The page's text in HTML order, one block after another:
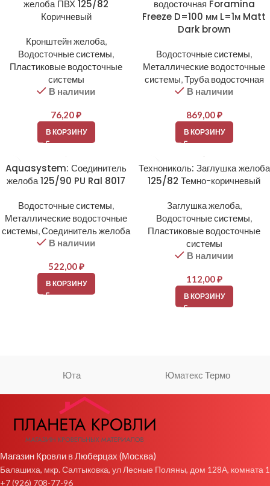
желоба ПВХ 125/82
Коричневый
Кронштейн желоба,
Водосточные системы,
Пластиковые водосточные
системы
В наличии
76,20₽
В КОРЗИНУ
водосточная Foramina
Freeze D=100 мм L=1м Matt
Dark brown
Водосточные системы,
Металлические водосточные
системы,Труба водосточная
В наличии
869,00₽
В КОРЗИНУ
Aquasystem: Соединитель
желоба 125/90 PU Ral 8017
Водосточные системы,
Металлические водосточные
системы,Соединитель желоба
В наличии
522,00₽
В КОРЗИНУ
Технониколь: Заглушка желоба
125/82 Темно-коричневый
Заглушка желоба,
Водосточные системы,
Пластиковые водосточные
системы
В наличии
112,00₽
В КОРЗИНУ
Юта Юматекс Термо
Магазин Кровли в Люберцах (Москва)
Балашиха, мкр. Салтыковка, ул Лесные Поляны, дом 128А, комната 1
+7 (926) 708-77-96